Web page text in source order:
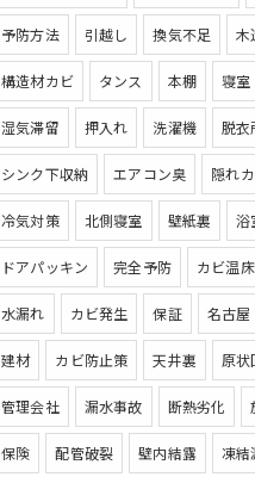
予防方法 引越し 換気不足 木
構造材カビ タンス 本棚 寝室
湿気滞留 押入れ 洗濯機 脱衣
シンク下収納 エアコン臭 隠れ
冷気対策 北側寝室 壁紙裏 浴
ドアパッキン 完全予防 カビ温床
水漏れ カビ発生 保証 名古屋
建材 カビ防止策 天井裏 原状
管理会社 漏水事故 断熱劣化
保険 配管破裂 壁内結露 凍結